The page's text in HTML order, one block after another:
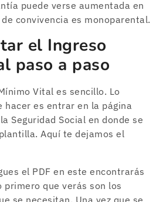
puede verse aumentada en
convivencia es monoparental.
el Ingreso
paso a paso
Vital es sencillo. Lo
hacer es entrar en la página
Seguridad Social en donde se
Aquí te dejamos el
el PDF en este encontrarás
primero que verás son los
se necesitan. Una vez que se